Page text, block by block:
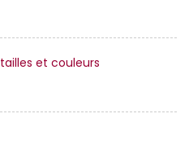
et couleurs